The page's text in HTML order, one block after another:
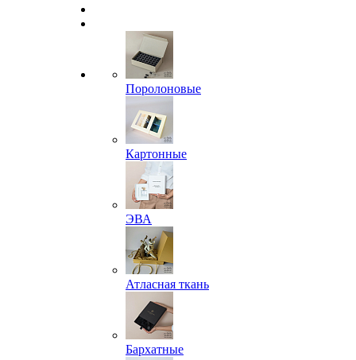
Поролоновые
Картонные
ЭВА
Атласная ткань
Бархатные